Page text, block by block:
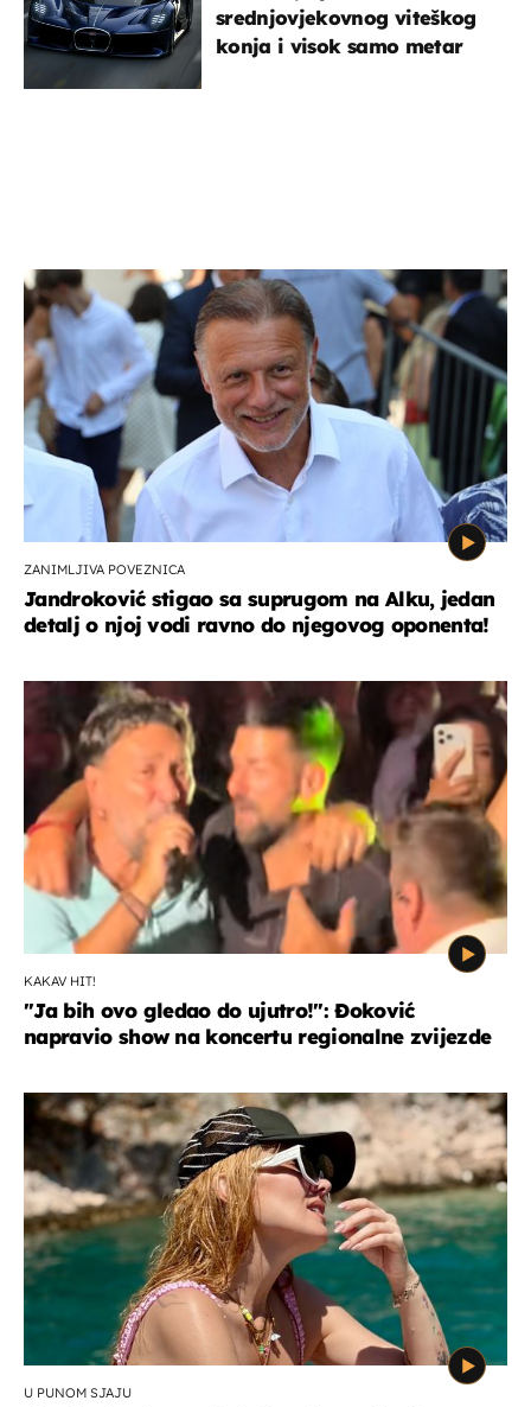
srednjovjekovnog viteškog
konja i visok samo metar
ZANIMLJIVA POVEZNICA
Jandroković stigao sa suprugom na Alku, jedan
detalj o njoj vodi ravno do njegovog oponenta!
KAKAV HIT!
"Ja bih ovo gledao do ujutro!": Đoković
napravio show na koncertu regionalne zvijezde
U PUNOM SJAJU